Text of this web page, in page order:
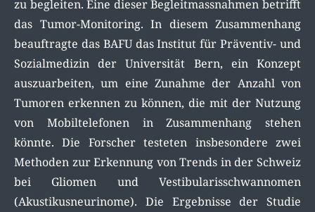
zu begleiten. Eine dieser Begleitmassnahmen betrifft
das Tumor-Monitoring. In diesem Zusammenhang
beauftragte das BAFU das Institut für Präventiv- und
Sozialmedizin der Universität Bern, ein Konzept
auszuarbeiten, um eine Zunahme der Anzahl von
Tumoren erkennen zu können, die mit der Nutzung
von Mobiltelefonen in Zusammenhang stehen
könnte. Die Forscher testeten insbesondere zwei
Methoden zur Erkennung von Trends in der Schweiz
bei Gliomen und Vestibularisschwannomen
(Akustikusneurinome). Die Ergebnisse der Studie